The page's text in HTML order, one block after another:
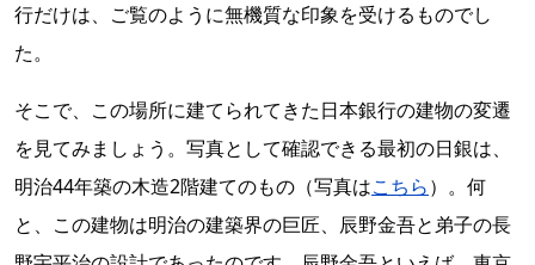
行だけは、ご覧のように無機質な印象を受けるものでし
た。
そこで、この場所に建てられてきた日本銀行の建物の変遷
を見てみましょう。写真として確認できる最初の日銀は、
明治44年築の木造2階建てのもの（写真はこちら）。何
と、この建物は明治の建築界の巨匠、辰野金吾と弟子の長